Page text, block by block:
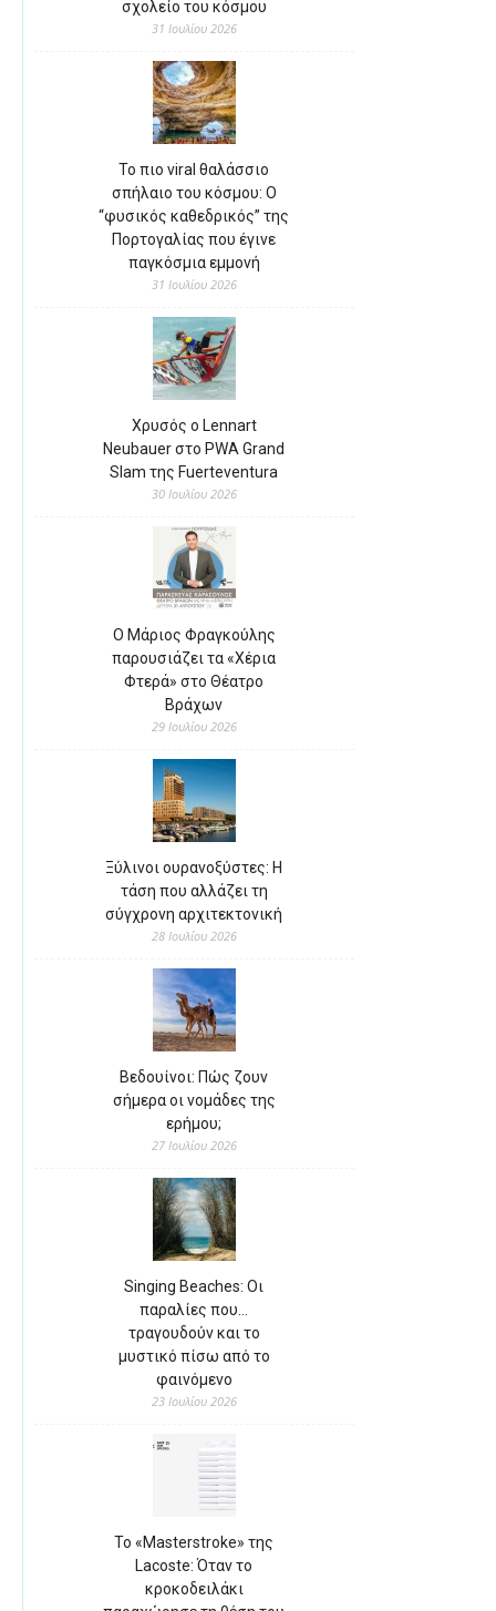
σχολείο του κόσμου
31 Ιουλίου 2026
Το πιο viral θαλάσσιο
σπήλαιο του κόσμου: Ο
“φυσικός καθεδρικός” της
Πορτογαλίας που έγινε
παγκόσμια εμμονή
31 Ιουλίου 2026
Χρυσός ο Lennart
Neubauer στο PWA Grand
Slam της Fuerteventura
30 Ιουλίου 2026
Ο Μάριος Φραγκούλης
παρουσιάζει τα «Χέρια
Φτερά» στο Θέατρο
Βράχων
29 Ιουλίου 2026
Ξύλινοι ουρανοξύστες: Η
τάση που αλλάζει τη
σύγχρονη αρχιτεκτονική
28 Ιουλίου 2026
Βεδουίνοι: Πώς ζουν
σήμερα οι νομάδες της
ερήμου;
27 Ιουλίου 2026
Singing Beaches: Οι
παραλίες που…
τραγουδούν και το
μυστικό πίσω από το
φαινόμενο
23 Ιουλίου 2026
Το «Masterstroke» της
Lacoste: Όταν το
κροκοδειλάκι